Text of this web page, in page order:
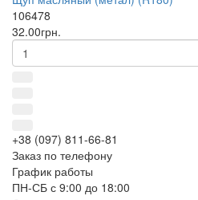
106478
32.00грн.
+38 (097) 811-66-81
Заказ по телефону
График работы
ПН-СБ с 9:00 до 18:00